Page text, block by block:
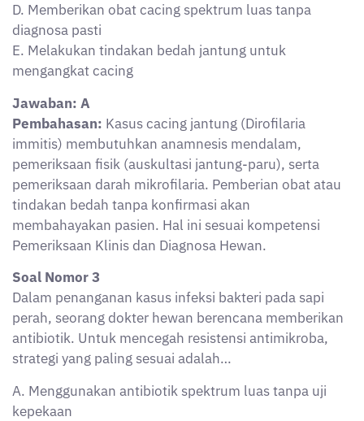
D. Memberikan obat cacing spektrum luas tanpa
diagnosa pasti
E. Melakukan tindakan bedah jantung untuk
mengangkat cacing
Jawaban: A
Pembahasan: Kasus cacing jantung (Dirofilaria
immitis) membutuhkan anamnesis mendalam,
pemeriksaan fisik (auskultasi jantung-paru), serta
pemeriksaan darah mikrofilaria. Pemberian obat atau
tindakan bedah tanpa konfirmasi akan
membahayakan pasien. Hal ini sesuai kompetensi
Pemeriksaan Klinis dan Diagnosa Hewan.
Soal Nomor 3
Dalam penanganan kasus infeksi bakteri pada sapi
perah, seorang dokter hewan berencana memberikan
antibiotik. Untuk mencegah resistensi antimikroba,
strategi yang paling sesuai adalah…
A. Menggunakan antibiotik spektrum luas tanpa uji
kepekaan